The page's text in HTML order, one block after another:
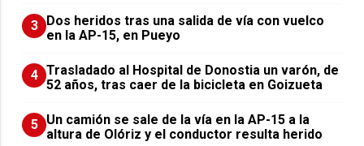
3 Dos heridos tras una salida de vía con vuelco
en la AP-15, en Pueyo
4 Trasladado al Hospital de Donostia un varón, de
52 años, tras caer de la bicicleta en Goizueta
5 Un camión se sale de la vía en la AP-15 a la
altura de Olóriz y el conductor resulta herido